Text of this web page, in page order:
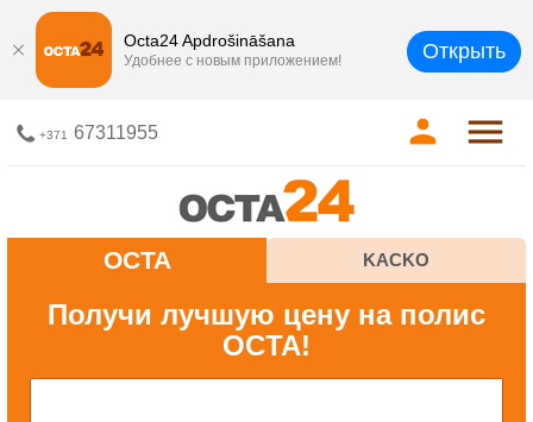
Octa24 Apdrošināšana
Удобнее с новым приложением! Открыть
+371 67311955
OCTA KACKO
Получи лучшую цену на полис
OCTA!